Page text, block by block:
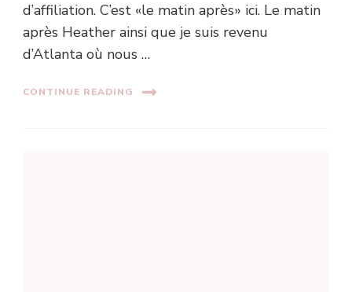
d’affiliation. C’est «le matin après» ici. Le matin
après Heather ainsi que je suis revenu
d’Atlanta où nous …
CONTINUE READING